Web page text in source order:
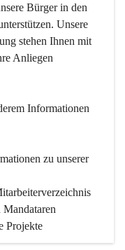
Bürger in den
Unsere
stehen Ihnen mit
Anliegen
Informationen
zu unserer
Projekte